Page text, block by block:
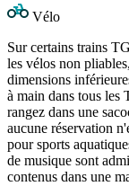
Vélo
Sur certains trains
les vélos non
dimensions
à main dans tous
rangez dans une
aucune réservation
pour sports
de musique sont
contenus dans une